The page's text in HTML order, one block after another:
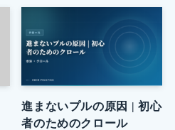
進まないプルの原因 | 初心
者のためのクロール